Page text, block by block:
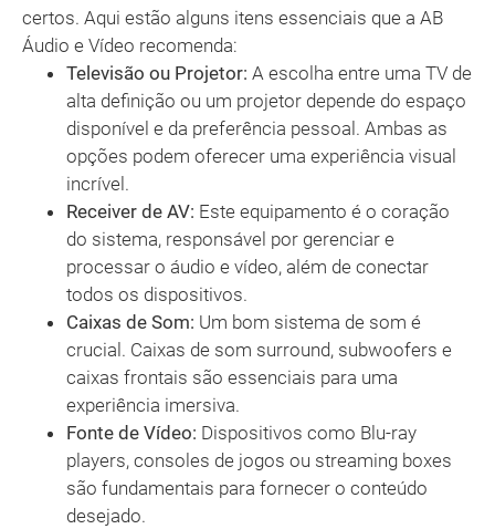
certos. Aqui estão alguns itens essenciais que a AB
Áudio e Vídeo recomenda:
Televisão ou Projetor: A escolha entre uma TV de
alta definição ou um projetor depende do espaço
disponível e da preferência pessoal. Ambas as
opções podem oferecer uma experiência visual
incrível.
Receiver de AV: Este equipamento é o coração
do sistema, responsável por gerenciar e
processar o áudio e vídeo, além de conectar
todos os dispositivos.
Caixas de Som: Um bom sistema de som é
crucial. Caixas de som surround, subwoofers e
caixas frontais são essenciais para uma
experiência imersiva.
Fonte de Vídeo: Dispositivos como Blu-ray
players, consoles de jogos ou streaming boxes
são fundamentais para fornecer o conteúdo
desejado.